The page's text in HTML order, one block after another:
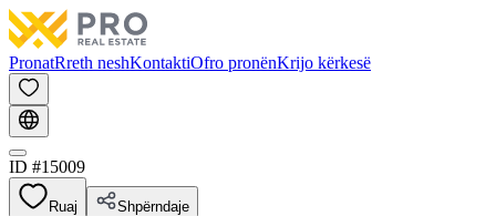
PronatRreth neshKontaktiOfro pronënKrijo kërkesë
ID #15009
Ruaj Shpërndaje